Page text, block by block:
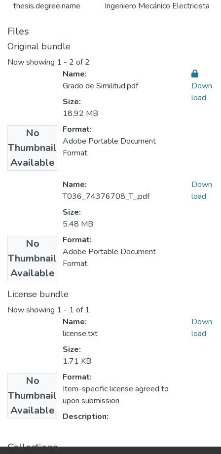
thesis.degree.name Ingeniero Mecánico Electricista
Files
Original bundle
Now showing 1 - 2 of 2
No
Thumbnail
Available
Name:
Grado de Similitud.pdf
Size:
18.92 MB
Format:
Adobe Portable Document
Format
Down
load
No
Thumbnail
Available
Name:
T036_74376708_T_.pdf
Size:
5.48 MB
Format:
Adobe Portable Document
Format
Down
load
License bundle
Now showing 1 - 1 of 1
No
Thumbnail
Available
Name:
license.txt
Size:
1.71 KB
Format:
Item-specific license agreed to
upon submission
Description:
Down
load
Collections